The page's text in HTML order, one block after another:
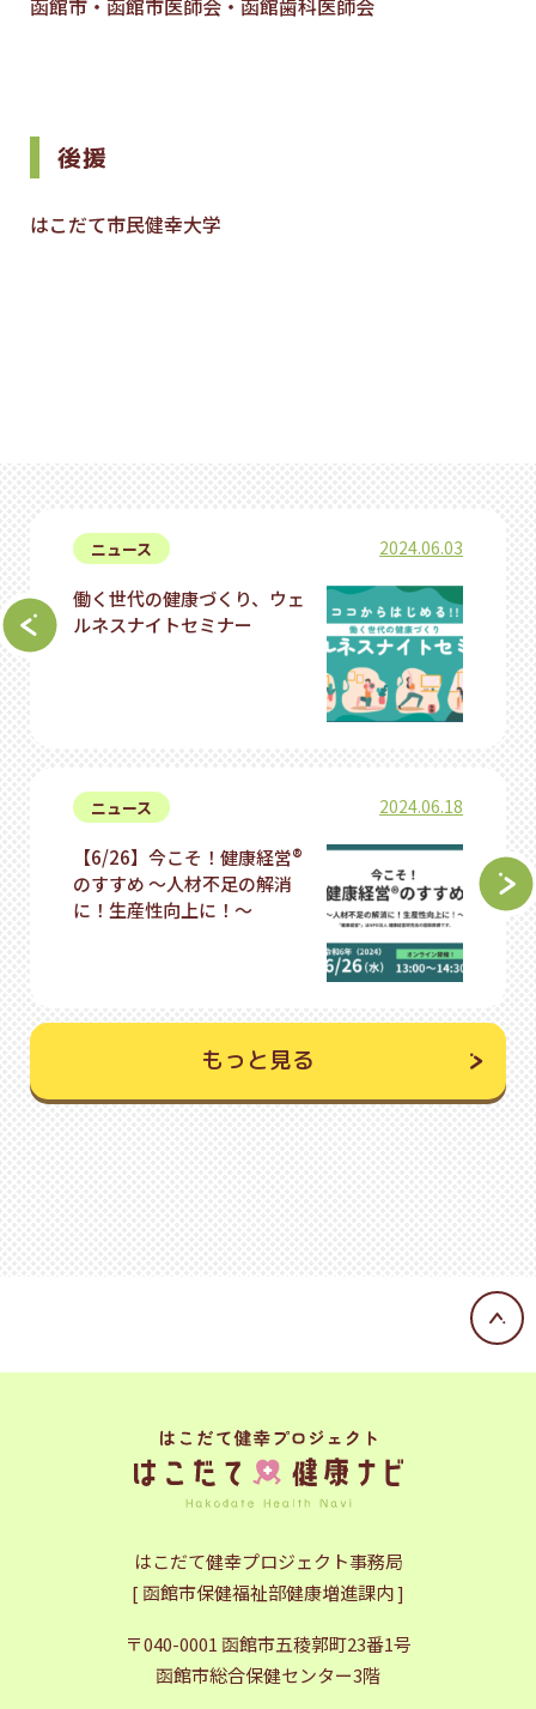
函館市・函館市医師会・函館歯科医師会
後援
はこだて市民健幸大学
ニュース 2024.06.03
働く世代の健康づくり、ウェ
ルネスナイトセミナー
ニュース 2024.06.18
【6/26】今こそ！健康経営®
のすすめ 〜人材不足の解消
に！生産性向上に！〜
もっと見る
はこだて健幸プロジェクト事務局
[ 函館市保健福祉部健康増進課内 ]
〒040-0001 函館市五稜郭町23番1号
函館市総合保健センター3階